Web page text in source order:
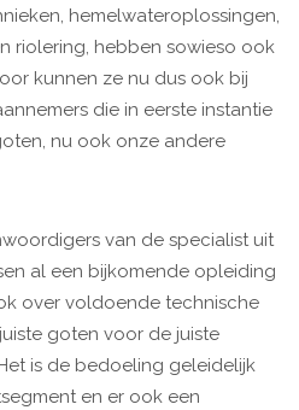
hemelwateroplossingen,
riolering, hebben sowieso ook
kunnen ze nu dus ook bij
die in eerste instantie
nu ook onze andere
van de specialist uit
al een bijkomende opleiding
over voldoende technische
goten voor de juiste
is de bedoeling geleidelijk
en er ook een